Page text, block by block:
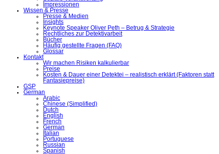
Impressionen
Wissen & Presse
Presse & Medien
Insights
Keynote Speaker Oliver Peth – Betrug & Strategie
Rechtliches zur Detektivarbeit
Bücher
Häufig gestellte Fragen (FAQ)
Glossar
Kontakt
Wir machen Risiken kalkulierbar
Preise
Kosten & Dauer einer Detektei – realistisch erklärt (Faktoren statt
Fantasiepreise)
GSP
German
Arabic
Chinese (Simplified)
Dutch
English
French
German
Italian
Portuguese
Russian
Spanish